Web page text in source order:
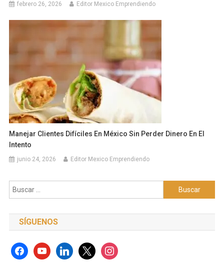
febrero 26, 2026 Editor Mexico Emprendiendo
Manejar Clientes Difíciles En México Sin Perder Dinero En El
Intento
junio 24, 2026 Editor Mexico Emprendiendo
Buscar:
SÍGUENOS
facebookyoutubelinkedinx instagram